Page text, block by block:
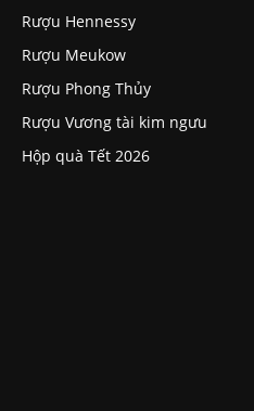
Rượu Hennessy
Rượu Meukow
Rượu Phong Thủy
Rượu Vương tài kim ngưu
Hộp quà Tết 2026